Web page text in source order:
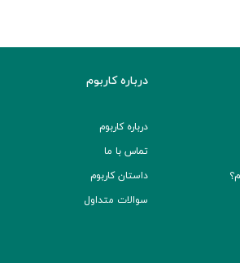
درباره کاربوم
درباره کاربوم
تماس با ما
داستان کاربوم
سوالات متداول